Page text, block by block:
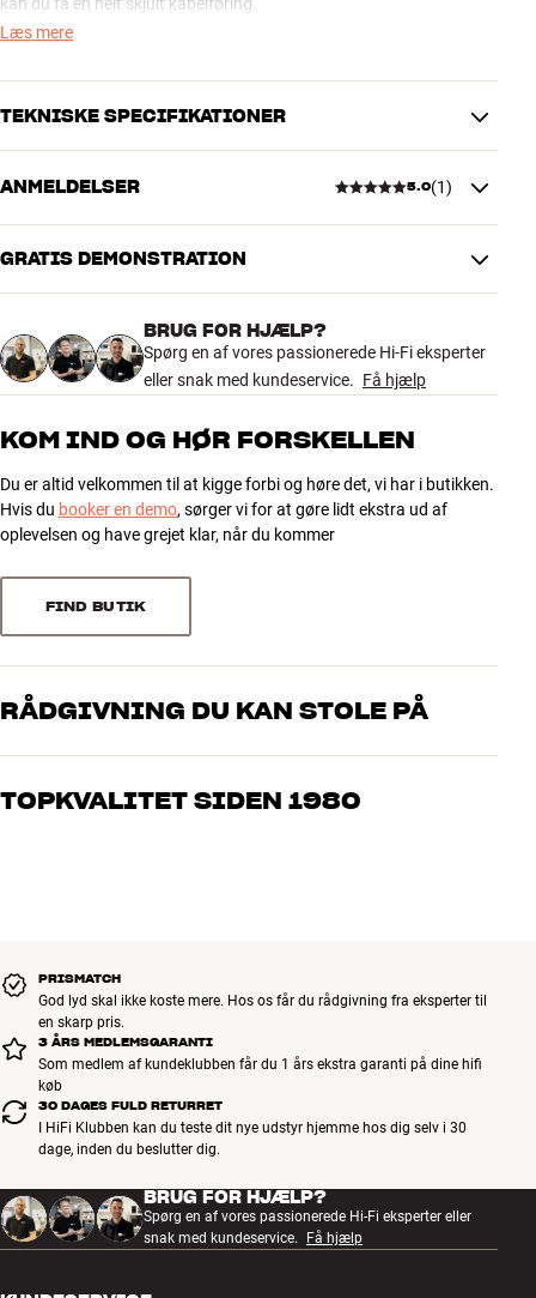
kan du få en helt skjult kabelføring.
med One Connect Box (LS03A, LS03B, LS03D, LS03F). Kablet
erstatter de kortere versioner, som medfølger sammen med TV’et.
Mere fra Samsung
Læs mere
TEKNISKE SPECIFIKATIONER
DIMENSIONER OG DESIGN
Farve
Sort
Vægt (kg)
Mål (emballage)
dybde)
GENERELLE EGENSKABER
Passer til Samsung The Frame TV fra 2021, 2022, 2024 og 2025
(LS03A, LS03B, LS03D, LS03F)
Overfører både lyd, billede og strøm fra One Connect Box til TV
Længde 15 meter
ANMELDELSER 5.0(1)
5.0
1 anmeldelse
3 0
2
Sorter efter
GRATIS DEMONSTRATION
BRUG FOR HJÆLP?
Spørg en af vores passionerede Hi-Fi eksperter
eller snak med kundeservice. Få hjælp
KOM IND OG HØR FORSKELLEN
Du er altid velkommen til at kigge forbi og høre det, vi har i butikken.
Hvis du booker en demo, sørger vi for at gøre lidt ekstra ud af
oplevelsen og have grejet klar, når du kommer
FIND BUTIK
RÅDGIVNING DU KAN STOLE PÅ
Vores medarbejdere er ægte entusiaster, som kender produkterne
os, hvad du drømmer om – så finder vi den løsning, der passer
TOPKVALITET SIDEN 1980
PRISMATCH
God lyd skal ikke koste mere. Hos os får du rådgivning fra eksperter til
en skarp pris.
3 ÅRS MEDLEMSGARANTI
Som medlem af kundeklubben får du 1 års ekstra garanti på dine hifi
køb
30 DAGES FULD RETURRET
I HiFi Klubben kan du teste dit nye udstyr hjemme hos dig selv i 30
dage, inden du beslutter dig.
BRUG FOR HJÆLP?
Spørg en af vores passionerede Hi-Fi eksperter eller
snak med kundeservice.
Få hjælp